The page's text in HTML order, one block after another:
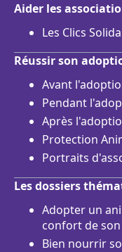
Aider les
Les Clics
Réussir son
Avant
Pendant
Après
Protection
Portraits
Les dossiers
Adopter un
confort de
Bien nourrir